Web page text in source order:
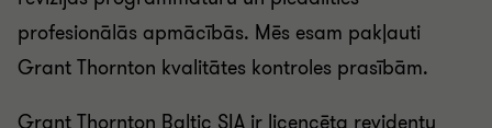
profesionālās apmācībās. Mēs esam pakļauti
Grant Thornton kvalitātes kontroles prasībām.
Grant Thornton Baltic SIA ir licencēta revidentu